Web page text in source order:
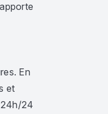
En
et
24h/24